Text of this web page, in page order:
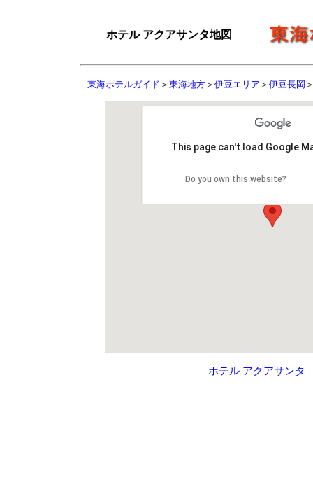
ホテル アクアサンタ地図
東海ホテルガイド ＞ 東海地方 ＞ 伊豆エリア ＞ 伊豆長岡
This page can't load Google
Do you own this website?
ホテル アクアサンタ